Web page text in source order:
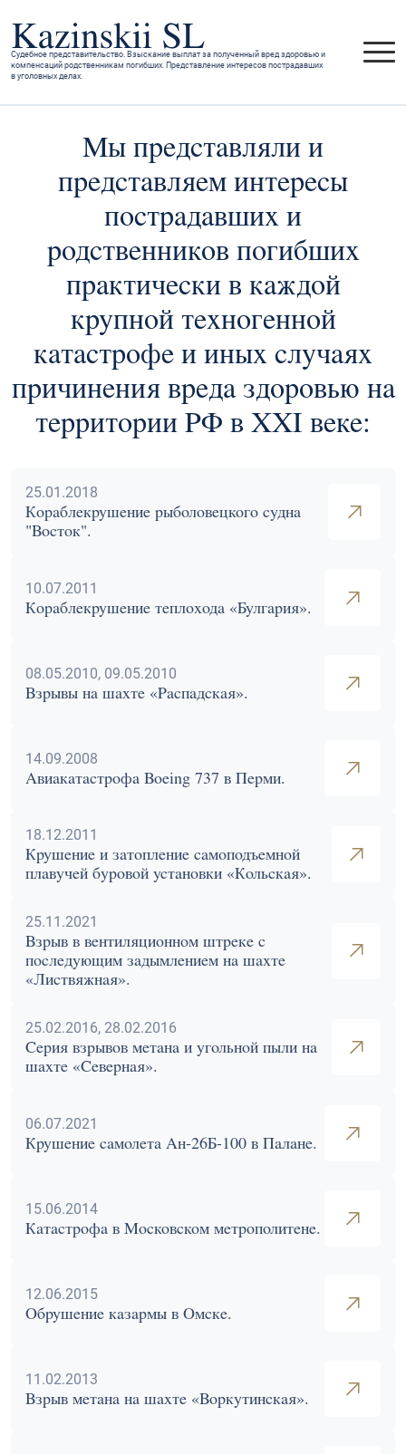
Судебное представительство. Взыскание выплат за полученный вред здоровью и
компенсаций родственникам погибших. Представление интересов пострадавших
в уголовных делах.
Мы представляли и
представляем интересы
пострадавших и
родственников погибших
практически в каждой
крупной техногенной
катастрофе и иных случаях
причинения вреда здоровью на
территории РФ в XXI веке:
25.01.2018
Кораблекрушение рыболовецкого судна
"Восток".
10.07.2011
Кораблекрушение теплохода «Булгария».
08.05.2010, 09.05.2010
Взрывы на шахте «Распадская».
14.09.2008
Авиакатастрофа Boeing 737 в Перми.
18.12.2011
Крушение и затопление самоподъемной
плавучей буровой установки «Кольская».
25.11.2021
Взрыв в вентиляционном штреке с
последующим задымлением на шахте
«Листвяжная».
25.02.2016, 28.02.2016
Серия взрывов метана и угольной пыли на
шахте «Северная».
06.07.2021
Крушение самолета Ан-26Б-100 в Палане.
15.06.2014
Катастрофа в Московском метрополитене.
12.06.2015
Обрушение казармы в Омске.
11.02.2013
Взрыв метана на шахте «Воркутинская».